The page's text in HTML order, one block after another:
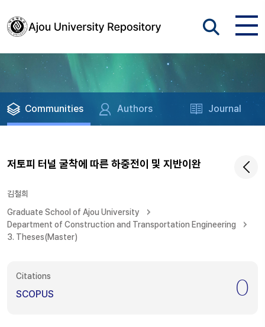
Communities Authors Journal
저토피 터널 굴착에 따른 하중전이 및 지반이완
김철희
Graduate School of Ajou University
Department of Construction and Transportation Engineering
3. Theses(Master)
Citations
SCOPUS 0